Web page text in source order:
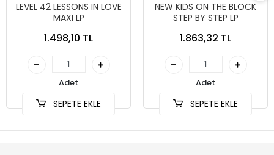
LEVEL 42 LESSONS IN LOVE
MAXI LP
1.498,10 TL
Adet
SEPETE EKLE
NEW KIDS ON THE BLOCK
STEP BY STEP LP
1.863,32 TL
Adet
SEPETE EKLE